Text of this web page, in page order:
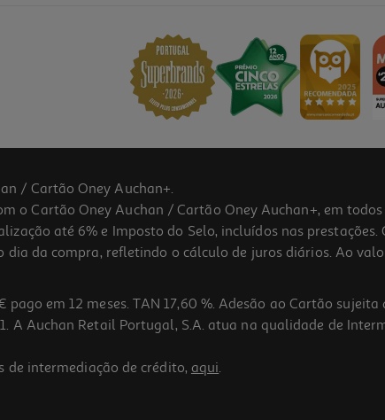
/ Cartão Oney Auchan+.
o Cartão Oney Auchan / Cartão Oney Auchan+, em
até 6% e Imposto do Selo, incluídos nas prestações.
da compra, refletindo o cálculo de juros diários. Ao
em 12 meses. TAN 17,60 %. Adesão ao Cartão
A Auchan Retail Portugal, S.A. atua na qualidade de
de intermediação de crédito, aqui.